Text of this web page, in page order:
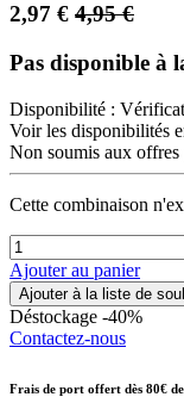
2,97 € 4,95€
Pas disponible à
Disponibilité :
Voir les disponibilités
Non soumis aux
Cette combinaison
Ajouter au panier
Ajouter à la liste de
Déstockage -40%
Contactez-nous
Frais de port offert dès 80€